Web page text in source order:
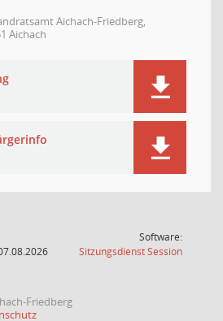
Aichach-Friedberg,
Aichach
Software:
SitzungsdienstSession(Wird in
Friedberg